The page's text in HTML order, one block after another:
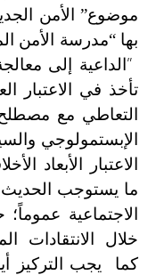
موضوع” الأمن
بها “مدرسة الأمن
” الداعية إلى
تأخذ في الاعتبار
التعاطي مع
الإبستمولوجي
الاعتبار الأبعاد
ما يستوجب الحديث
الاجتماعية
خلال الانتقادات
كما يجب التركيز